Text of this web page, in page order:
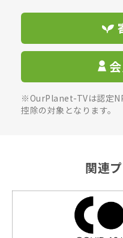
※OurPlanet-TVは認定
控除の対象となります。
関連